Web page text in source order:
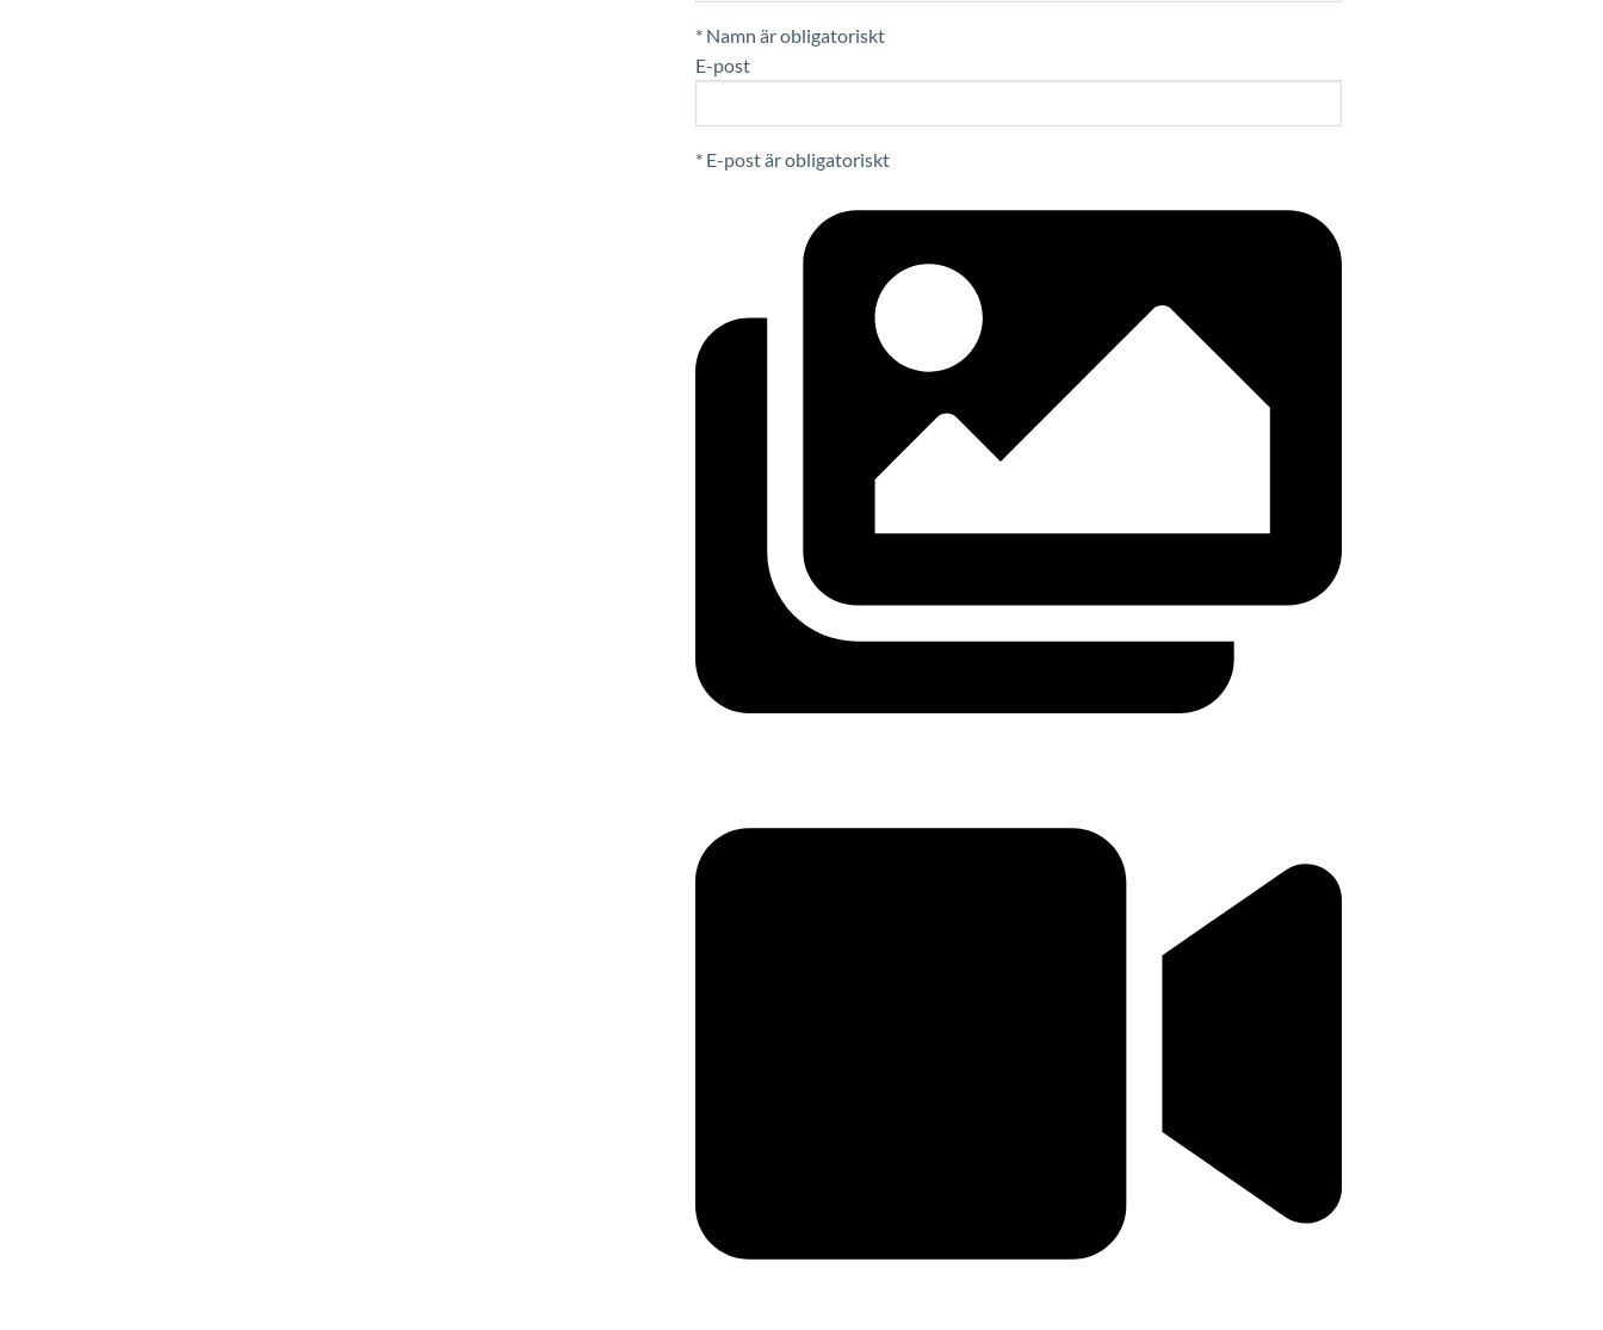
* Namn är obligatoriskt
E-post
* E-post är obligatoriskt